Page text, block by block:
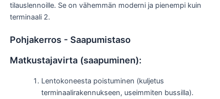
tilauslennoille. Se on vähemmän moderni ja pienempi kuin
terminaali 2.
Pohjakerros - Saapumistaso
Matkustajavirta (saapuminen):
Lentokoneesta poistuminen (kuljetus
terminaalirakennukseen, useimmiten bussilla).